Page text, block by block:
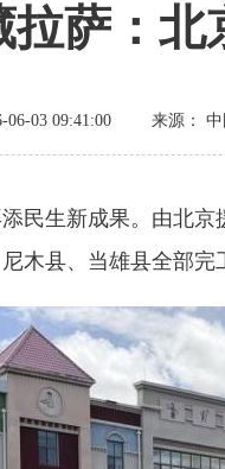
拉萨：北
06-03 09:41:00 来源： 中
生新成果。由北京
木县、当雄县全部